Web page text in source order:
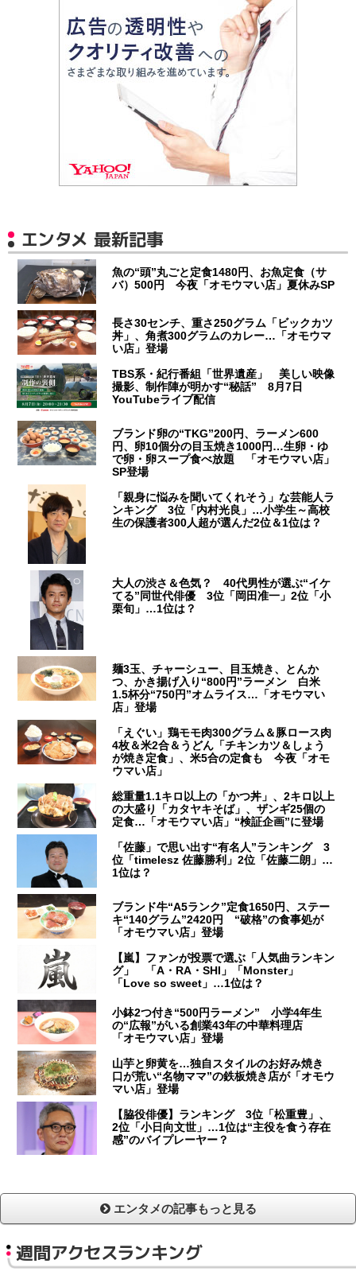
エンタメ 最新記事
魚の“頭”丸ごと定食1480円、お魚定食（サ
バ）500円 今夜「オモウマい店」夏休みSP
長さ30センチ、重さ250グラム「ビックカツ
丼」、角煮300グラムのカレー…「オモウマ
い店」登場
TBS系・紀行番組「世界遺産」 美しい映像
撮影、制作陣が明かす“秘話” 8月7日
YouTubeライブ配信
ブランド卵の“TKG”200円、ラーメン600
円、卵10個分の目玉焼き1000円…生卵・ゆ
で卵・卵スープ食べ放題 「オモウマい店」
SP登場
「親身に悩みを聞いてくれそう」な芸能人ラ
ンキング 3位「内村光良」…小学生～高校
生の保護者300人超が選んだ2位＆1位は？
大人の渋さ＆色気？ 40代男性が選ぶ“イケ
てる”同世代俳優 3位「岡田准一」2位「小
栗旬」…1位は？
麺3玉、チャーシュー、目玉焼き、とんか
つ、かき揚げ入り“800円”ラーメン 白米
1.5杯分“750円”オムライス…「オモウマい
店」登場
「えぐい」鶏モモ肉300グラム＆豚ロース肉
4枚＆米2合＆うどん「チキンカツ＆しょう
が焼き定食」、米5合の定食も 今夜「オモ
ウマい店」
総重量1.1キロ以上の「かつ丼」、2キロ以上
の大盛り「カタヤキそば」、ザンギ25個の
定食…「オモウマい店」“検証企画”に登場
「佐藤」で思い出す“有名人”ランキング 3
位「timelesz 佐藤勝利」2位「佐藤二朗」…
1位は？
ブランド牛“A5ランク”定食1650円、ステー
キ“140グラム”2420円 “破格”の食事処が
「オモウマい店」登場
【嵐】ファンが投票で選ぶ「人気曲ランキン
グ」 「A・RA・SHI」「Monster」
「Love so sweet」…1位は？
小鉢2つ付き“500円ラーメン” 小学4年生
の“広報”がいる創業43年の中華料理店
「オモウマい店」登場
山芋と卵黄を…独自スタイルのお好み焼き
口が荒い“名物ママ”の鉄板焼き店が「オモウ
マい店」登場
【脇役俳優】ランキング 3位「松重豊」、
2位「小日向文世」…1位は“主役を食う存在
感”のバイプレーヤー？
エンタメの記事もっと見る
週間アクセスランキング